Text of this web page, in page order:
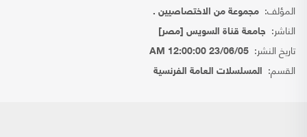
المؤلف: مجموعة من الاختصاصيين .
الناشر: جامعة قناة السويس [مصر]
تاريخ النشر: 23/06/05 12:00:00 AM
القسم: المسلسلات العامة الفرنسية